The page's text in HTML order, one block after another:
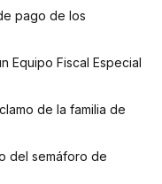
pago de los
Equipo Fiscal Especial
de la familia de
del semáforo de